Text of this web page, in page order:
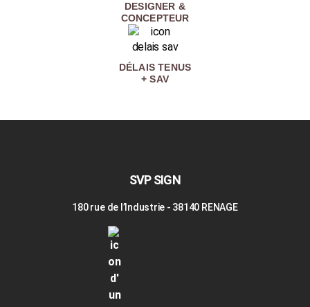
DESIGNER &
CONCEPTEUR
DÉLAIS TENUS
+ SAV
SVP SIGN
180 rue de l’Industrie - 38140 RENAGE